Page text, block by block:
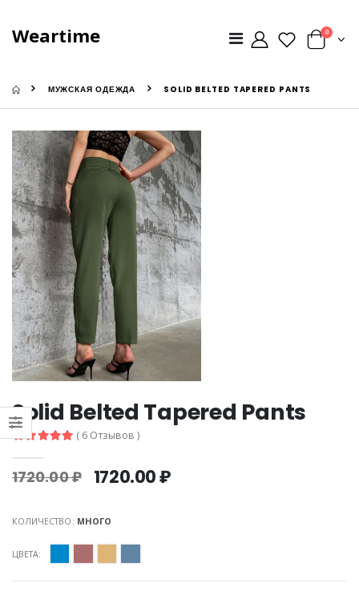
Weartime 0
МУЖСКАЯ ОДЕЖДА SOLID BELTED TAPERED PANTS
Solid Belted Tapered Pants
( 6 Отзывов )
1720.00 ₽ 1720.00 ₽
КОЛИЧЕСТВО: МНОГО
ЦВЕТА: